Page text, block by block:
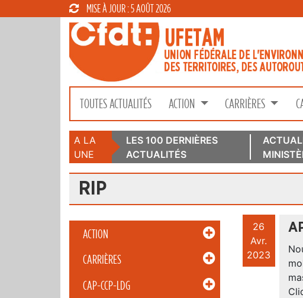
MISE À JOUR : 5 AOÛT 2026
TOUTES ACTUALITÉS ACTION CARRIÈRES
A LA
UNE
LES 100 DERNIÈRES
ACTUALITÉS
RIP
ACTION
CARRIÈRES
CAP-CCP-LDG
26
Avr.
2023